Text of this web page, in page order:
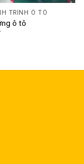
TRÌNH Ô TÔ
ô tô